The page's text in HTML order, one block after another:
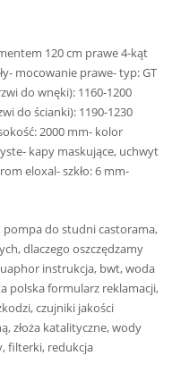
120 cm prawe 4-kąt
mocowanie prawe- typ: GT
do wnęki): 1160-1200
do ścianki): 1190-1230
2000 mm- kolor
kapy maskujące, uchwyt
eloxal- szkło: 6 mm-
do studni castorama,
dlaczego oszczędzamy
instrukcja, bwt, woda
polska formularz reklamacji,
czujniki jakości
złoża katalityczne, wody
filterki, redukcja